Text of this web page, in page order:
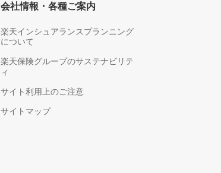
会社情報・各種ご案内
楽天インシュアランスプランニング
について
楽天保険グループのサステナビリテ
ィ
サイト利用上のご注意
サイトマップ